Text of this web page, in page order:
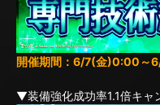
開催期間：6/7(金)0:00～
▼装備強化成功率1.1倍キ